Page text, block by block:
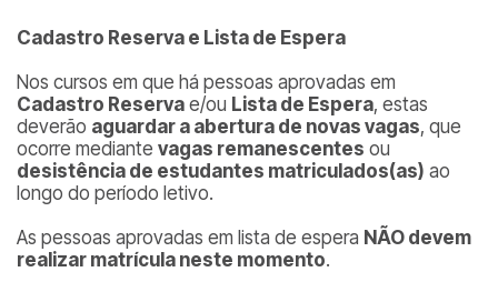
Cadastro Reserva e Lista de Espera
Nos cursos em que há pessoas aprovadas em
Cadastro Reserva e/ou Lista de Espera, estas
deverão aguardar a abertura de novas vagas, que
ocorre mediante vagas remanescentes ou
desistência de estudantes matriculados(as) ao
longo do período letivo.
As pessoas aprovadas em lista de espera NÃO devem
realizar matrícula neste momento.